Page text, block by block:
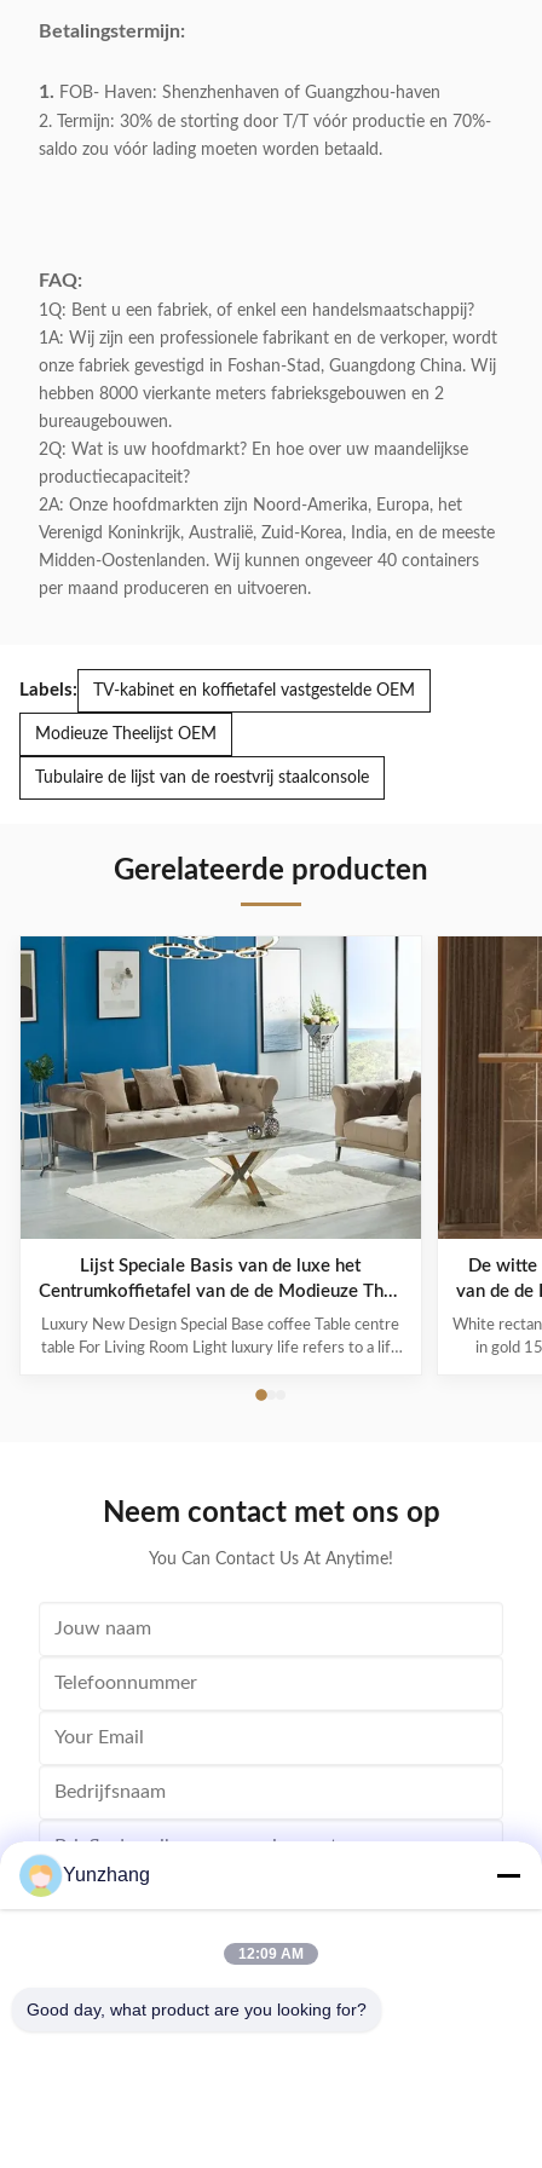
Klantgericht: Aanvaardbaar
Betalingstermijn:
1. FOB- Haven: Shenzhenhaven of Guangzhou-haven
2. Termijn: 30% de storting door T/T vóór productie en 70%-
saldo zou vóór lading moeten worden betaald.
FAQ:
1Q: Bent u een fabriek, of enkel een handelsmaatschappij?
1A: Wij zijn een professionele fabrikant en de verkoper, wordt
onze fabriek gevestigd in Foshan-Stad, Guangdong China. Wij
hebben 8000 vierkante meters fabrieksgebouwen en 2
bureaugebouwen.
2Q: Wat is uw hoofdmarkt? En hoe over uw maandelijkse
productiecapaciteit?
2A: Onze hoofdmarkten zijn Noord-Amerika, Europa, het
Verenigd Koninkrijk, Australië, Zuid-Korea, India, en de meeste
Midden-Oostenlanden. Wij kunnen ongeveer 40 containers
per maand produceren en uitvoeren.
Labels: TV-kabinet en koffietafel vastgestelde OEM
Modieuze Theelijst OEM
Tubulaire de lijst van de roestvrij staalconsole
Gerelateerde producten
Lijst Speciale Basis van de luxe het
Centrumkoffietafel van de de Modieuze Thee
voor Woonkamer
Luxury New Design Special Base coffee Table centre
table For Living Room Light luxury life refers to a life
luxury is just a way of life that respects the quality of
De witte
van de de
White
in gold
Neem contact met ons op
You Can Contact Us At Anytime!
Yunzhang
12:09 AM
Good day, what product are you looking for?